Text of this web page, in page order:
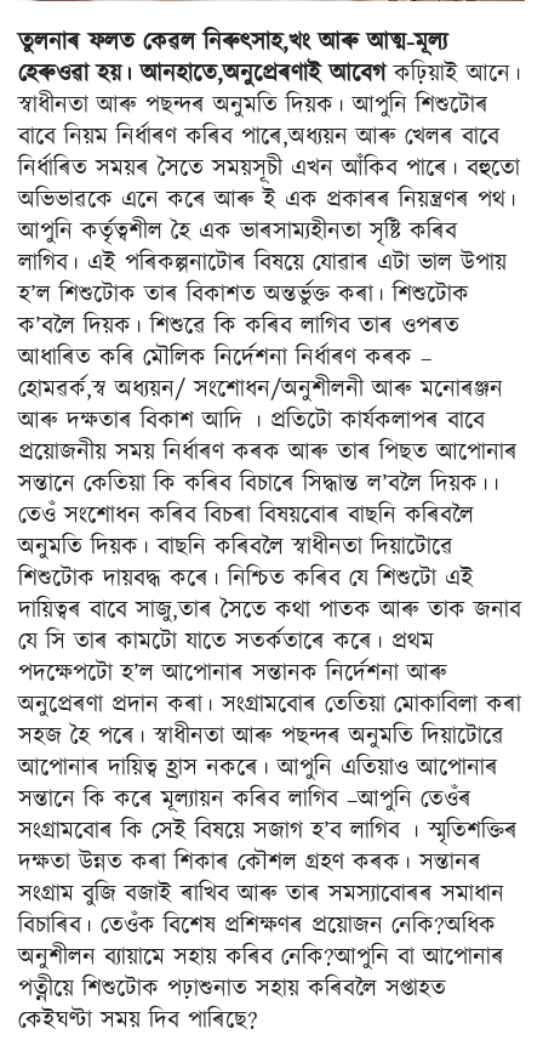
তুলনাৰ ফলত কেৱল নিৰুৎসাহ,খং আৰু আত্ম-মূল্য
হেৰুওৱা হয়। আনহাতে,অনুপ্ৰেৰণাই আবেগকঢ়িয়াই আনে।
স্বাধীনতা আৰু পছন্দৰ অনুমতি দিয়ক। আপুনি শিশুটোৰ
বাবে নিয়ম নিৰ্ধাৰণ কৰিব পাৰে,অধ্যয়ন আৰু খেলৰ বাবে
নিৰ্ধাৰিত সময়ৰ সৈতে সময়সূচী এখন আঁকিব পাৰে। বহুতো
অভিভাৱকে এনে কৰে আৰু ই এক প্ৰকাৰৰ নিয়ন্ত্ৰণৰ পথ।
আপুনি কৰ্তৃত্বশীল হৈ এক ভাৰসাম্যহীনতা সৃষ্টি কৰিব
লাগিব। এই পৰিকল্পনাটোৰ বিষয়ে যোৱাৰ এটা ভাল উপায়
হ’ল শিশুটোক তাৰ বিকাশত অন্তৰ্ভুক্ত কৰা। শিশুটোক
ক’বলৈ দিয়ক। শিশুৱে কি কৰিব লাগিব তাৰ ওপৰত
আধাৰিত কৰি মৌলিক নিৰ্দেশনা নিৰ্ধাৰণ কৰক –
হোমৱৰ্ক,স্ব অধ্যয়ন/ সংশোধন/অনুশীলনী আৰু মনোৰঞ্জন
আৰু দক্ষতাৰ বিকাশ আদি । প্ৰতিটো কাৰ্যকলাপৰ বাবে
প্ৰয়োজনীয় সময় নিৰ্ধাৰণ কৰক আৰু তাৰ পিছত আপোনাৰ
সন্তানে কেতিয়া কি কৰিব বিচাৰে সিদ্ধান্ত ল’বলৈ দিয়ক।।
তেওঁ সংশোধন কৰিব বিচৰা বিষয়বোৰ বাছনি কৰিবলৈ
অনুমতি দিয়ক। বাছনি কৰিবলৈ স্বাধীনতা দিয়াটোৱে
শিশুটোক দায়বদ্ধ কৰে। নিশ্চিত কৰিব যে শিশুটো এই
দায়িত্বৰ বাবে সাজু,তাৰ সৈতে কথা পাতক আৰু তাক জনাব
যে সি তাৰ কামটো যাতে সতৰ্কতাৰে কৰে। প্ৰথম
পদক্ষেপটো হ’ল আপোনাৰ সন্তানক নিৰ্দেশনা আৰু
অনুপ্ৰেৰণা প্ৰদান কৰা। সংগ্ৰামবোৰ তেতিয়া মোকাবিলা কৰা
সহজ হৈ পৰে। স্বাধীনতা আৰু পছন্দৰ অনুমতি দিয়াটোৱে
আপোনাৰ দায়িত্ব হ্ৰাস নকৰে। আপুনি এতিয়াও আপোনাৰ
সন্তানে কি কৰে মূল্যায়ন কৰিব লাগিব –আপুনি তেওঁৰ
সংগ্ৰামবোৰ কি সেই বিষয়ে সজাগ হ’ব লাগিব । স্মৃতিশক্তিৰ
দক্ষতা উন্নত কৰা শিকাৰ কৌশল গ্ৰহণ কৰক। সন্তানৰ
সংগ্ৰাম বুজি বজাই ৰাখিব আৰু তাৰ সমস্যাবোৰৰ সমাধান
বিচাৰিব। তেওঁক বিশেষ প্ৰশিক্ষণৰ প্ৰয়োজন নেকি?অধিক
অনুশীলন ব্যায়ামে সহায় কৰিব নেকি?আপুনি বা আপোনাৰ
পত্নীয়ে শিশুটোক পঢ়াশুনাত সহায় কৰিবলৈ সপ্তাহত
কেইঘণ্টা সময় দিব পাৰিছে?